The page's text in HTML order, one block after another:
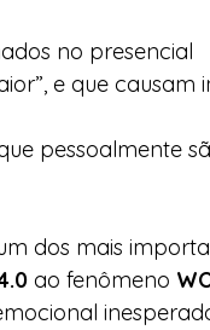
no presencial
e que causam
pessoalmente
dos mais
ao fenômeno